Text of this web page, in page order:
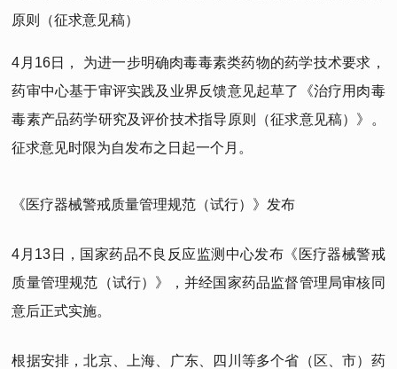
原则（征求意见稿）
4月16日， 为进一步明确肉毒毒素类药物的药学技术要求，
药审中心基于审评实践及业界反馈意见起草了《治疗用肉毒
毒素产品药学研究及评价技术指导原则（征求意见稿）》。
征求意见时限为自发布之日起一个月。
《医疗器械警戒质量管理规范（试行）》发布
4月13日，国家药品不良反应监测中心发布《医疗器械警戒
质量管理规范（试行）》，并经国家药品监督管理局审核同
意后正式实施。
根据安排，北京、上海、广东、四川等多个省（区、市）药